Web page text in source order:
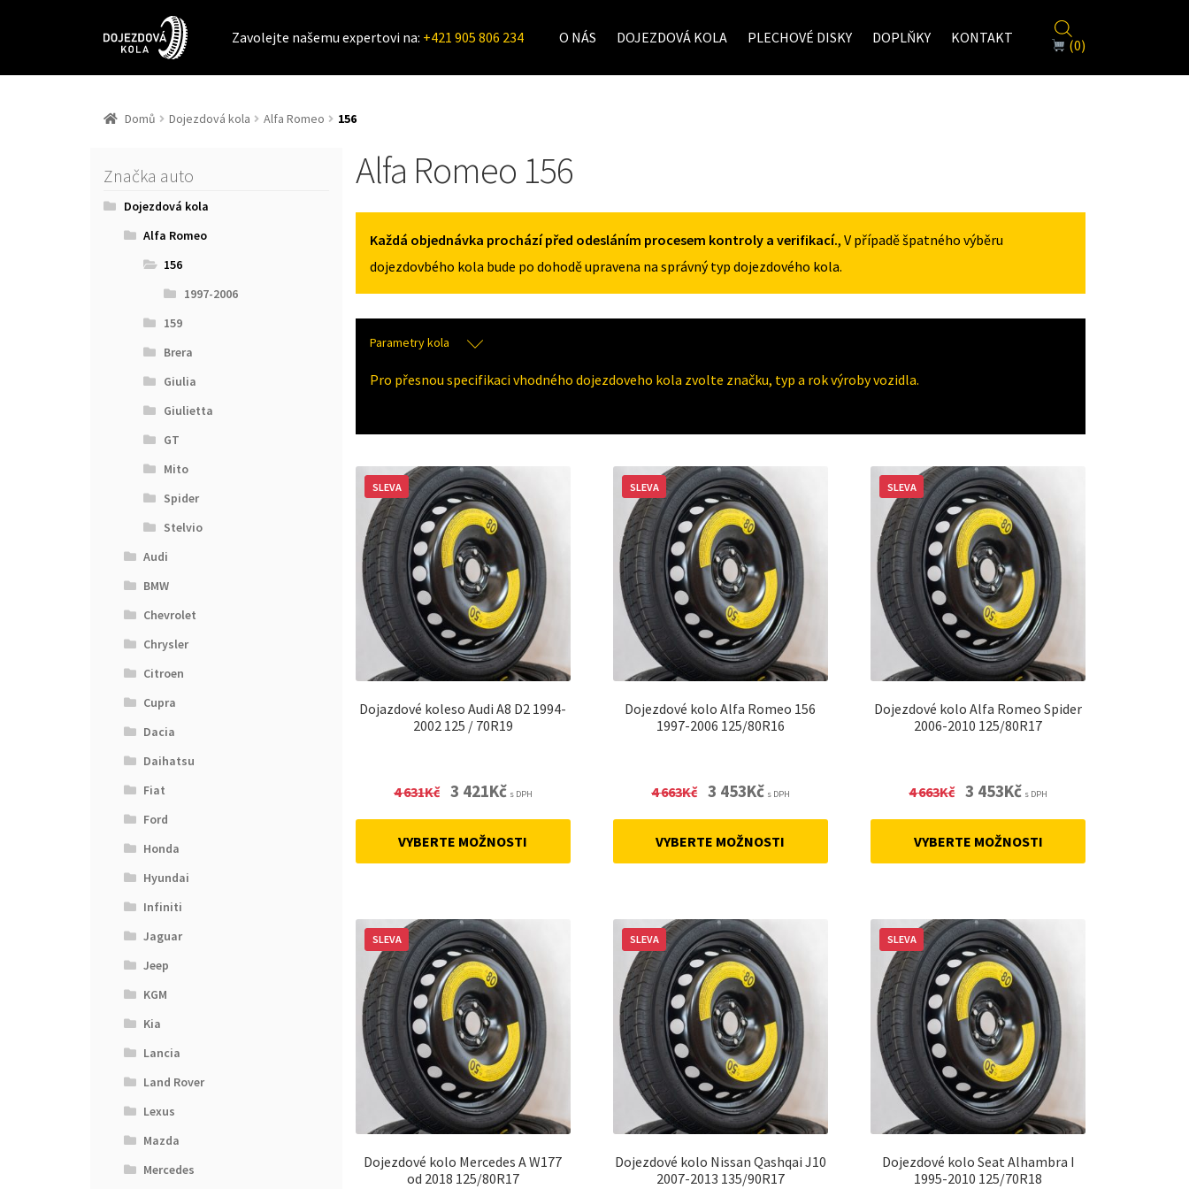
Zavolejte našemu expertovi na: +421 905 806 234 O NÁS DOJEZDOVÁ KOLA PLECHOVÉ DISKY DOPLŇKY KONTAKT (0)
Domů Dojezdová kola Alfa Romeo 156
Značka auto
Dojezdová kola
Alfa Romeo
156
1997-2006
159
Brera
Giulia
Giulietta
GT
Mito
Spider
Stelvio
Audi
BMW
Chevrolet
Chrysler
Citroen
Cupra
Dacia
Daihatsu
Fiat
Ford
Honda
Hyundai
Infiniti
Jaguar
Jeep
KGM
Kia
Lancia
Land Rover
Lexus
Mazda
Mercedes
Alfa Romeo 156
Každá objednávka prochází před odesláním procesem kontroly a verifikací., V případě špatného výběru
dojezdovbého kola bude po dohodě upravena na správný typ dojezdového kola.
Parametry kola
Pro přesnou specifikaci vhodného dojezdoveho kola zvolte značku, typ a rok výroby vozidla.
Dojazdové koleso Audi A8 D2 1994-
2002 125 / 70R19
SLEVA
4 631Kč
Original
4
631Kč.
3 421KčCurrent
3
421Kč.
s DPH
VYBERTE MOŽNOSTI
Dojezdové kolo Alfa Romeo 156
1997-2006 125/80R16
SLEVA
4 663Kč
Original
4
663Kč.
3 453KčCurrent
3
453Kč.
s DPH
VYBERTE MOŽNOSTI
Dojezdové kolo Alfa Romeo Spider
2006-2010 125/80R17
SLEVA
4 663Kč
Original
4
663Kč.
3 453KčCurrent
3
453Kč.
s DPH
VYBERTE MOŽNOSTI
Dojezdové kolo Mercedes A W177
od 2018 125/80R17
SLEVA
Dojezdové kolo Nissan Qashqai J10
2007-2013 135/90R17
SLEVA
Dojezdové kolo Seat Alhambra I
1995-2010 125/70R18
SLEVA